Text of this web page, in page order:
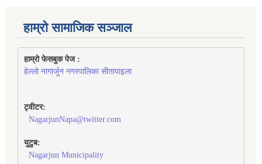
हाम्रो सामाजिक सञ्जाल
हाम्रो फेसबुक पेज :
हेल्लो नागार्जुन नगरपालिका सीतापाइला
ट्वीटर:
NagarjunNapa@twitter.com
युटुब:
Nagarjun Municipality